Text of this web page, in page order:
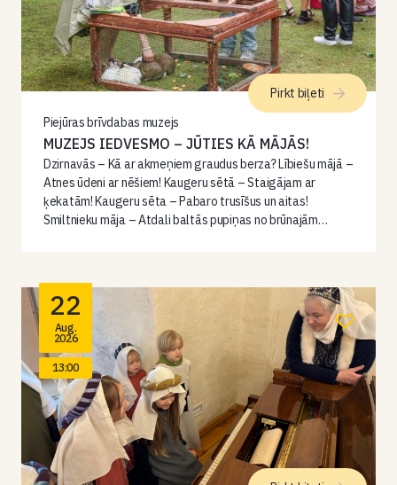
Piejūras brīvdabas muzejs
MUZEJS IEDVESMO – JŪTIES KĀ MĀJĀS!
Dzirnavās – Kā ar akmeņiem graudus berza? Lībiešu mājā –
Atnes ūdeni ar nēšiem! Kaugeru sētā – Staigājam ar
ķekatām! Kaugeru sēta – Pabaro trusīšus un aitas!
Smiltnieku māja – Atdali baltās pupiņas no brūnajām…
Pirkt biļeti
22
Aug.
2026
13:00